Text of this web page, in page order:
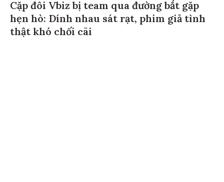
Cặp đôi Vbiz bị team qua đường bắt gặp
hẹn hò: Dính nhau sát rạt, phim giả tình
thật khó chối cãi